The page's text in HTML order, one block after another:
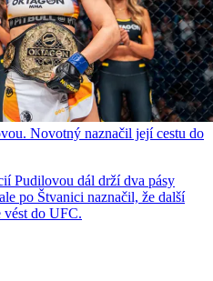
Novotný naznačil její cestu do
Pudilovou dál drží dva pásy
po Štvanici naznačil, že další
vést do UFC.